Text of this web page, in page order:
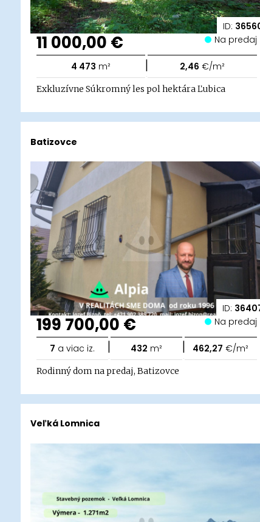
ID:
11 000,00 € Na predaj
4 473 m² | 2,46 €/m²
Exkluzívne Súkromný les pol hektára Ľubica
ID:
Batizovce
199 700,00 € Na predaj
7 a viac iz. | 432 m² | 462,27 €/m²
Rodinný dom na predaj, Batizovce
Veľká Lomnica